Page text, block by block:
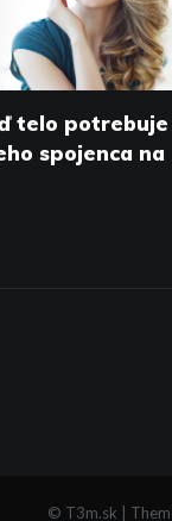
telo potrebuje
spojenca na
© T3m.sk